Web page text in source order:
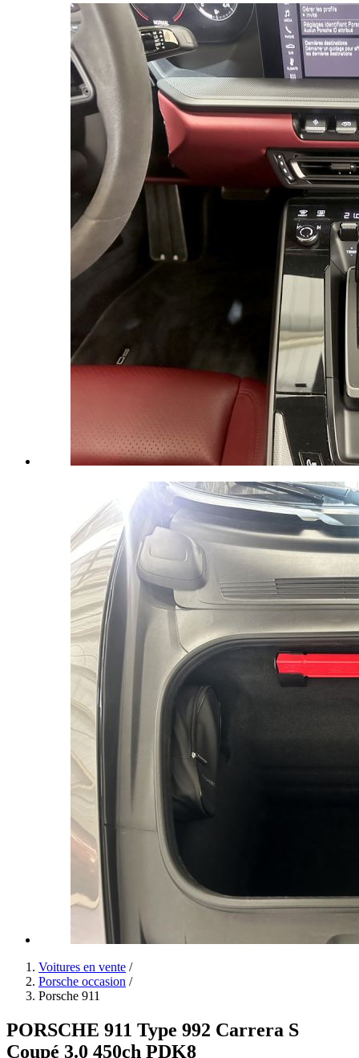
Voitures en vente /
Porsche occasion /
Porsche 911
PORSCHE 911 Type 992 Carrera S
Coupé 3.0 450ch PDK8